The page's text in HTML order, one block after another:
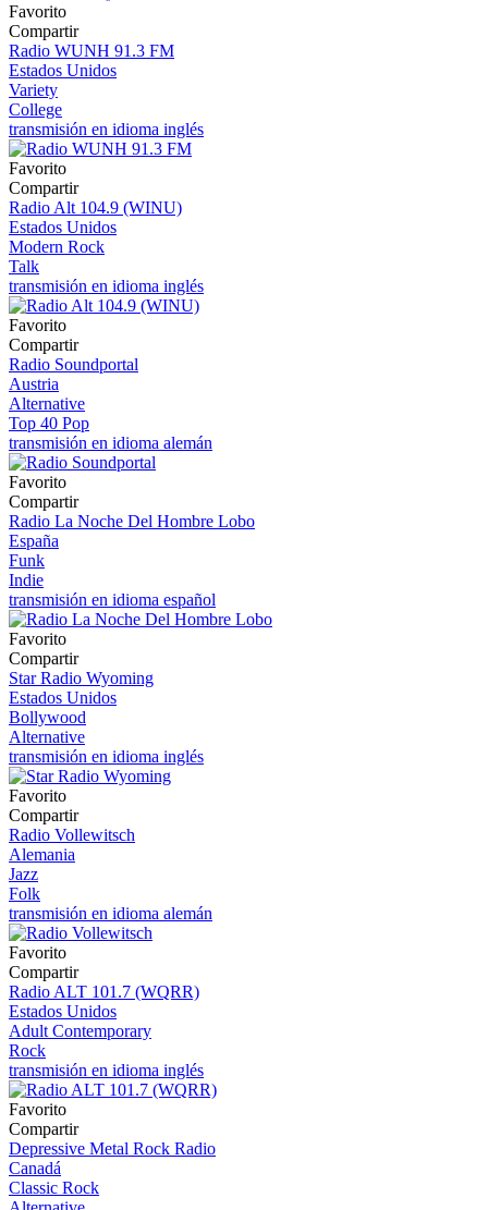
Favorito
Compartir
Radio WUNH 91.3 FM
Estados Unidos
Variety
College
transmisión en idioma inglés
Favorito
Compartir
Radio Alt 104.9 (WINU)
Estados Unidos
Modern Rock
Talk
transmisión en idioma inglés
Favorito
Compartir
Radio Soundportal
Austria
Alternative
Top 40 Pop
transmisión en idioma alemán
Favorito
Compartir
Radio La Noche Del Hombre Lobo
España
Funk
Indie
transmisión en idioma español
Favorito
Compartir
Star Radio Wyoming
Estados Unidos
Bollywood
Alternative
transmisión en idioma inglés
Favorito
Compartir
Radio Vollewitsch
Alemania
Jazz
Folk
transmisión en idioma alemán
Favorito
Compartir
Radio ALT 101.7 (WQRR)
Estados Unidos
Adult Contemporary
Rock
transmisión en idioma inglés
Favorito
Compartir
Depressive Metal Rock Radio
Canadá
Classic Rock